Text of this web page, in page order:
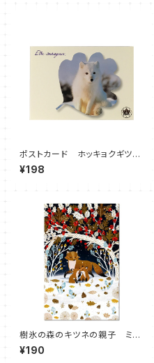
ポストカード ホッキョクギツ
ネ 絵はがき
¥198
樹氷の森のキツネの親子 ミニ
グリーティングカード◆クリスマ
ス、冬のご挨拶
¥190